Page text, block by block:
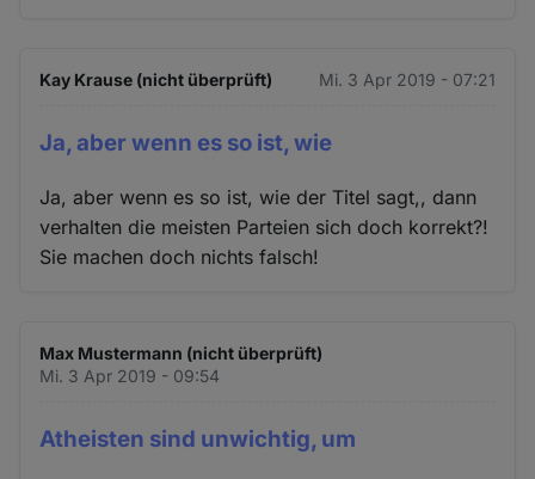
Kay Krause (nicht überprüft) Mi. 3 Apr 2019 - 07:21
Ja, aber wenn es so ist, wie
Ja, aber wenn es so ist, wie der Titel sagt,, dann
verhalten die meisten Parteien sich doch korrekt?!
Sie machen doch nichts falsch!
Max Mustermann (nicht überprüft)
Mi. 3 Apr 2019 - 09:54
Atheisten sind unwichtig, um